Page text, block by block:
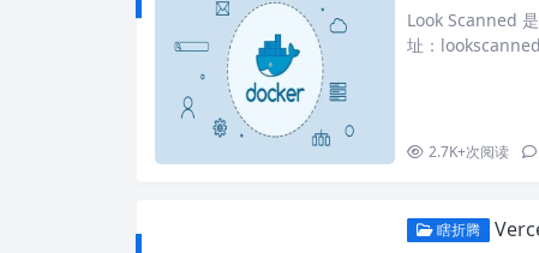
Look Scanned
址：
2.7K+次阅读
瞎折腾